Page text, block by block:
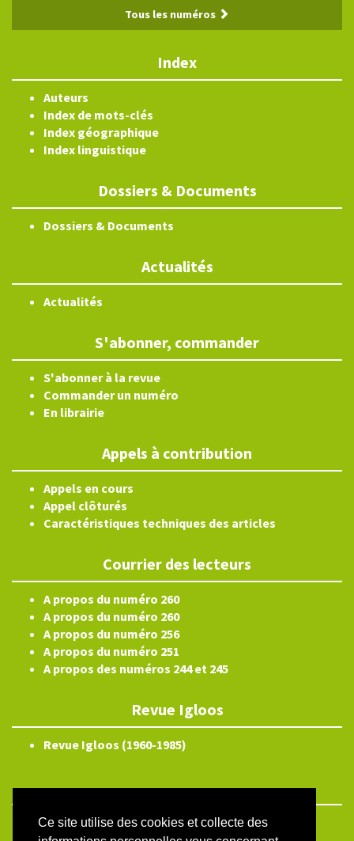
Ce site utilise des cookies et collecte des
Tous les numéros
Index
Auteurs
Index de mots-clés
Index géographique
Index linguistique
Dossiers & Documents
Dossiers & Documents
Actualités
Actualités
S'abonner, commander
S'abonner à la revue
Commander un numéro
En librairie
Appels à contribution
Appels en cours
Appel clôturés
Caractéristiques techniques des articles
Courrier des lecteurs
A propos du numéro 260
A propos du numéro 260
A propos du numéro 256
A propos du numéro 251
A propos des numéros 244 et 245
Revue Igloos
Revue Igloos (1960-1985)
ISSN électronique 2804-3359